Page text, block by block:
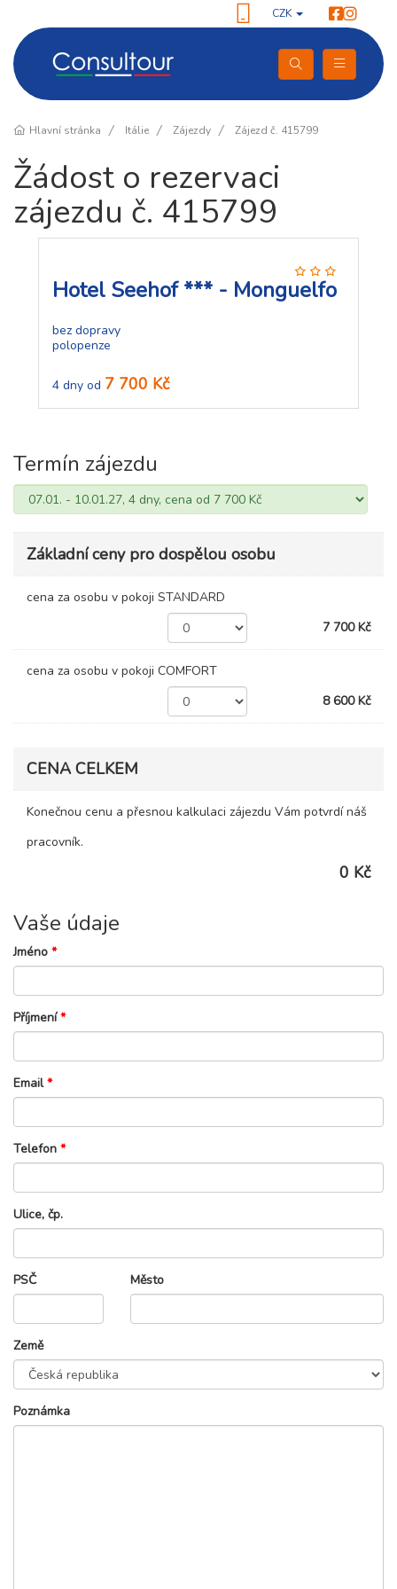
CZK
Hlavní stránka Itálie Zájezdy Zájezd č. 415799
Žádost o rezervaci
zájezdu č. 415799
Hotel Seehof *** - Monguelfo
bez dopravy
polopenze
4 dny od 7 700 Kč
Termín zájezdu
Základní ceny pro dospělou osobu
cena za osobu v pokoji STANDARD
7 700 Kč
cena za osobu v pokoji COMFORT
8 600 Kč
CENA CELKEM
Konečnou cenu a přesnou kalkulaci zájezdu Vám potvrdí náš
pracovník.
0 Kč
Vaše údaje
Jméno *
Příjmení*
Email*
Telefon *
Ulice, čp.
PSČ Město
Země
Poznámka